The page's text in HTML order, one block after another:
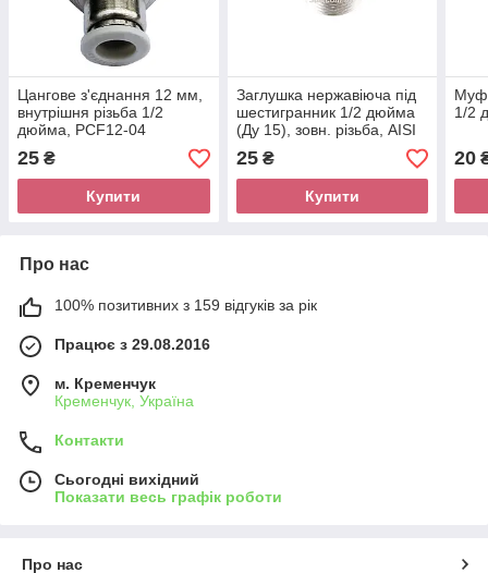
Цангове з'єднання 12 мм,
внутрішня різьба 1/2
дюйма, PCF12-04
25 ₴
Купити
Заглушка нержавіюча під
шестигранник 1/2 дюйма
(Ду 15), зовн. різьба, AISI
304
25₴
Купити
1/2
20
Про нас
100% позитивних з 159 відгуків за рік
Працює з 29.08.2016
м. Кременчук
Кременчук, Україна
Контакти
Сьогодні вихідний
Показати весь графік роботи
Про нас